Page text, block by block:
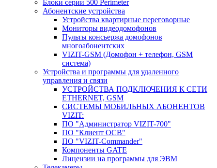
Блоки серии 500 Perimeter
Абонентские устройства
Устройства квартирные переговорные
Мониторы видеодомофонов
Пульты консьержа домофонов
многоабонентских
VIZIT-GSM (Домофон + телефон, GSM
система)
Устройства и программы для удаленного
управления и связи
УСТРОЙСТВА ПОДКЛЮЧЕНИЯ К СЕТИ
ETHERNET, GSM
CИСТЕМЫ МОБИЛЬНЫХ АБОНЕНТОВ
VIZIT:
ПО "Администратор VIZIT-700"
ПО "Клиент ОСВ"
ПО "VIZIT-Commander"
Компоненты GATE
Лицензии на программы для ЭВМ